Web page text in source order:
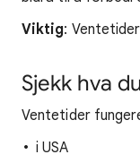
Viktig:
Sjekk hva
Ventetider
i USA